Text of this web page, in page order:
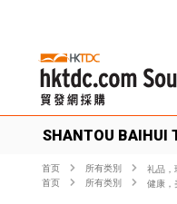
SHANTOU BAIHUI
首页 所有类別 礼品，
首页
所有类別 健康，